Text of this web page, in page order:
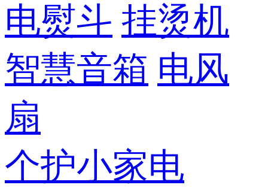
电熨斗 挂烫机
智慧音箱 电风
扇
个护小家电